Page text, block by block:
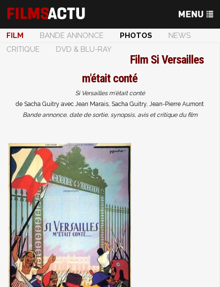
FILM BANDE ANNONCE PHOTOS
NEWS
CRITIQUE
DVD & BLU-RAY
Film Si Versailles
m'était conté
Si Versailles m'était conté
de Sacha Guitry avec Jean Marais, Sacha Guitry, Jean-Pierre Aumont
Bande annonce, date de sortie, synopsis, avis et critique du film